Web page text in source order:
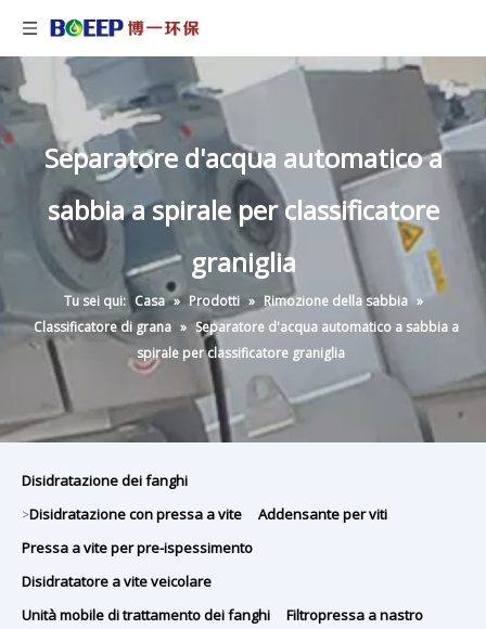
Separatore d'acqua automatico a
sabbia a spirale per classificatore
graniglia
Tu sei qui: Casa » Prodotti » Rimozione della sabbia »
Classificatore di grana » Separatore d'acqua automatico a sabbia a
spirale per classificatore graniglia
Disidratazione dei fanghi
>Disidratazione con pressa a vite
Addensante per viti
Pressa a vite per pre-ispessimento
Disidratatore a vite veicolare
Unità mobile di trattamento dei fanghi
Filtropressa a nastro